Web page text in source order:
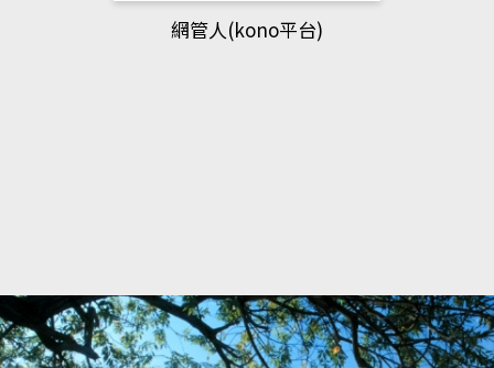
網管人(kono平台)